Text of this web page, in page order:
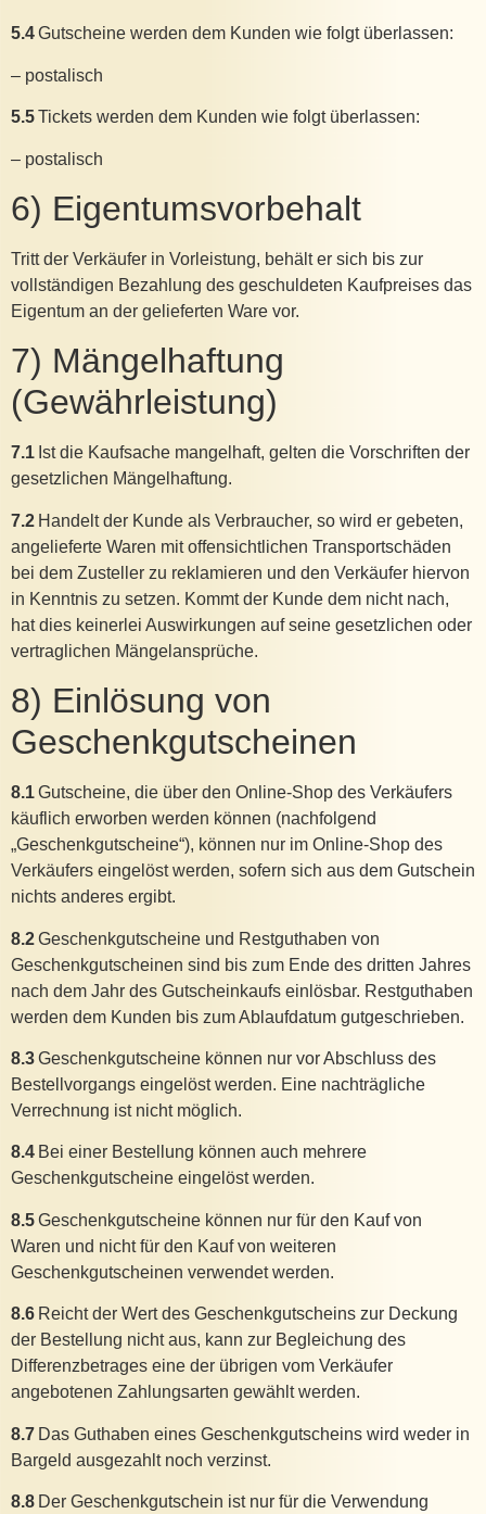
5.4Gutscheine werden dem Kunden wie folgt überlassen:
– postalisch
5.5Tickets werden dem Kunden wie folgt überlassen:
– postalisch
6) Eigentumsvorbehalt
Tritt der Verkäufer in Vorleistung, behält er sich bis zur
vollständigen Bezahlung des geschuldeten Kaufpreises das
Eigentum an der gelieferten Ware vor.
7) Mängelhaftung
(Gewährleistung)
7.1 Ist die Kaufsache mangelhaft, gelten die Vorschriften der
gesetzlichen Mängelhaftung.
7.2 Handelt der Kunde als Verbraucher, so wird er gebeten,
angelieferte Waren mit offensichtlichen Transportschäden
bei dem Zusteller zu reklamieren und den Verkäufer hiervon
in Kenntnis zu setzen. Kommt der Kunde dem nicht nach,
hat dies keinerlei Auswirkungen auf seine gesetzlichen oder
vertraglichen Mängelansprüche.
8) Einlösung von
Geschenkgutscheinen
8.1Gutscheine, die über den Online-Shop des Verkäufers
käuflich erworben werden können (nachfolgend
„Geschenkgutscheine“), können nur im Online-Shop des
Verkäufers eingelöst werden, sofern sich aus dem Gutschein
nichts anderes ergibt.
8.2Geschenkgutscheine und Restguthaben von
Geschenkgutscheinen sind bis zum Ende des dritten Jahres
nach dem Jahr des Gutscheinkaufs einlösbar. Restguthaben
werden dem Kunden bis zum Ablaufdatum gutgeschrieben.
8.3Geschenkgutscheine können nur vor Abschluss des
Bestellvorgangs eingelöst werden. Eine nachträgliche
Verrechnung ist nicht möglich.
8.4 Bei einer Bestellung können auch mehrere
Geschenkgutscheine eingelöst werden.
8.5Geschenkgutscheine können nur für den Kauf von
Waren und nicht für den Kauf von weiteren
Geschenkgutscheinen verwendet werden.
8.6 Reicht der Wert des Geschenkgutscheins zur Deckung
der Bestellung nicht aus, kann zur Begleichung des
Differenzbetrages eine der übrigen vom Verkäufer
angebotenen Zahlungsarten gewählt werden.
8.7 Das Guthaben eines Geschenkgutscheins wird weder in
Bargeld ausgezahlt noch verzinst.
8.8 Der Geschenkgutschein ist nur für die Verwendung